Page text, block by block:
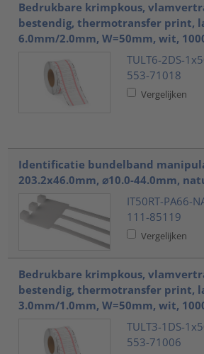
Bedrukbare krimpkous,
bestendig, thermotransfer print,
6.0mm/2.0mm, W=50mm, wit,
TULT6-2DS-
553-71018
Vergelijken
Identificatie bundelband
203.2x46.0mm, ⌀10.0-44.0mm,
IT50RT-PA66-
111-85119
Vergelijken
Bedrukbare krimpkous,
bestendig, thermotransfer print,
3.0mm/1.0mm, W=50mm, wit,
TULT3-1DS-
553-71006